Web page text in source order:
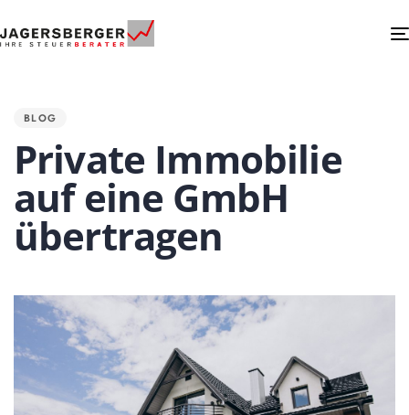
BLOG
Private Immobilie
auf eine GmbH
übertragen